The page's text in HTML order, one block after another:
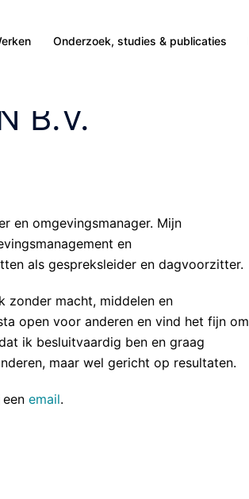
Onderzoek, studies & publicaties
B.V.
en omgevingsmanager. Mijn
en
als gespreksleider en dagvoorzitter.
zonder macht, middelen en
open voor anderen en vind het fijn om
ik besluitvaardig ben en graag
maar wel gericht op resultaten.
email.